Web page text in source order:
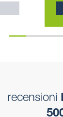
recensioni